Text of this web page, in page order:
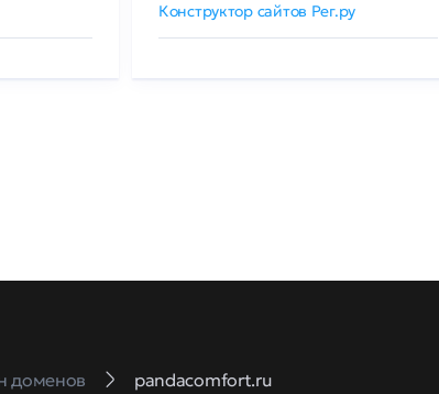
Конструктор сайтов Рег.ру
доменов pandacomfort.ru